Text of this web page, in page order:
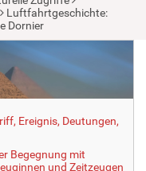
Luftfahrtgeschichte:
Dornier
Ereignis, Deutungen,
Begegnung mit
und Zeitzeugen